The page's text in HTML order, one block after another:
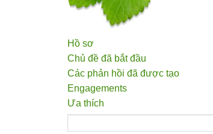
Hồ sơ
Chủ đề đã bắt đầu
Các phản hồi đã được tạo
Engagements
Ưa thích